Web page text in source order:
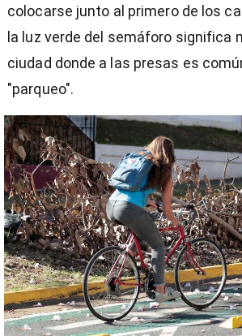
43
colocarse junto al primero de los
la luz verde del semáforo significa
ciudad donde a las presas es
"parqueo".